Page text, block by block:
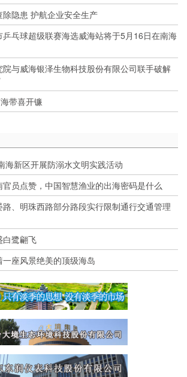
隐患 护航企业安全生产
乒乓球超级联赛海选威海站将于5月16日在南海
院与威海银泽生物科技股份有限公司联手破解
带喜开镰
海新区开展防溺水文明实践活动
员点赞，中国智慧渔业的出海密码是什么
、明珠西路部分路段实行限制通行交通管理
白鹭翩飞
座风景绝美的顶级海岛